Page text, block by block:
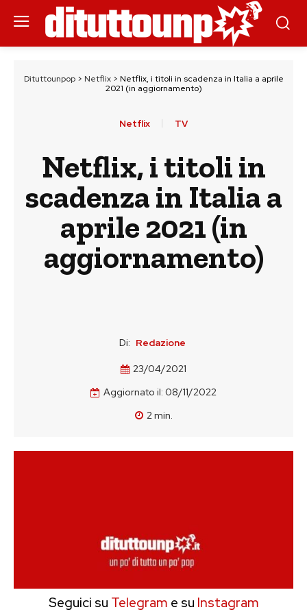
Dituttounpop> Netflix> Netflix, i titoli in scadenza in Italia a aprile
2021 (in aggiornamento)
Netflix TV
Netflix, i titoli in
scadenza in Italia a
aprile 2021 (in
aggiornamento)
Di: Redazione
23/04/2021
Aggiornato il: 08/11/2022
2min.
Seguici su Telegram e su Instagram